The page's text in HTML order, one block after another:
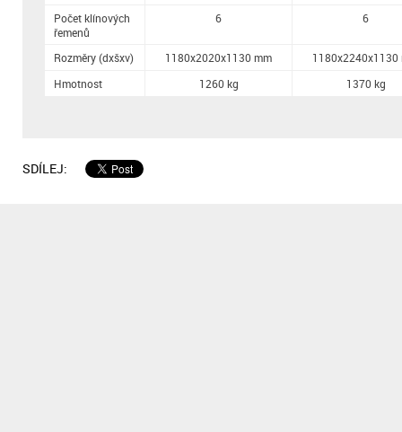
Počet klínových
řemenů
Rozměry (dxšxv)
Hmotnost
6
6
1180x2020x1130 mm
1180x2240x1130
1260 kg
1370 kg
SDÍLEJ: